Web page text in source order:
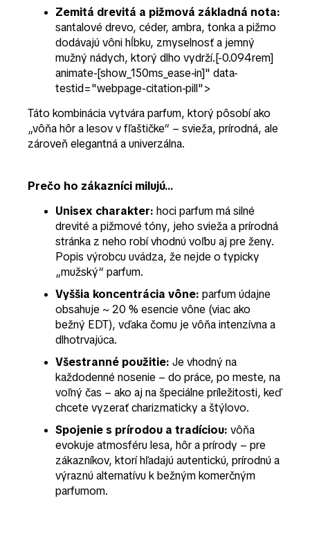
Zemitá drevitá a pižmová základná nota:
santalové drevo, céder, ambra, tonka a pižmo
dodávajú vôni hĺbku, zmyselnosť a jemný
mužný nádych, ktorý dlho vydrží.[-0.094rem]
animate-[show_150ms_ease-in]" data-
testid="webpage-citation-pill">
Táto kombinácia vytvára parfum, ktorý pôsobí ako
„vôňa hôr a lesov v fľaštičke“ – svieža, prírodná, ale
zároveň elegantná a univerzálna.
Prečo ho zákazníci milujú...
Unisex charakter: hoci parfum má silné
drevité a pižmové tóny, jeho svieža a prírodná
stránka z neho robí vhodnú voľbu aj pre ženy.
Popis výrobcu uvádza, že nejde o typicky
„mužský“ parfum.
Vyššia koncentrácia vône: parfum údajne
obsahuje ~ 20 % esencie vône (viac ako
bežný EDT), vďaka čomu je vôňa intenzívna a
dlhotrvajúca.
Všestranné použitie: Je vhodný na
každodenné nosenie – do práce, po meste, na
voľný čas – ako aj na špeciálne príležitosti, keď
chcete vyzerať charizmaticky a štýlovo.
Spojenie s prírodou a tradíciou: vôňa
evokuje atmosféru lesa, hôr a prírody – pre
zákazníkov, ktorí hľadajú autentickú, prírodnú a
výraznú alternatívu k bežným komerčným
parfumom.